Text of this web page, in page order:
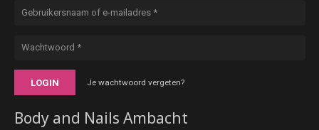
LOGIN Je wachtwoord vergeten?
Body and Nails Ambacht